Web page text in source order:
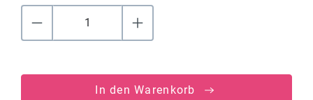
In den Warenkorb